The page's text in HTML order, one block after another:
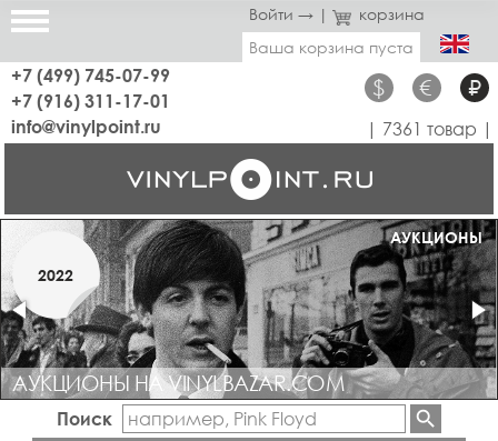
Войти → |
корзина
Ваша корзина пуста
+7 (499) 745-07-99
+7 (916) 311-17-01
$ € ₽
info@vinylpoint.ru | 7361 товар |
МАГАЗИН ОТКРЫТ
МАРТ
2019
АУКЦИОНЫ
2022
АУКЦИОНЫ НА VINYLBAZAR.COM
Поиск